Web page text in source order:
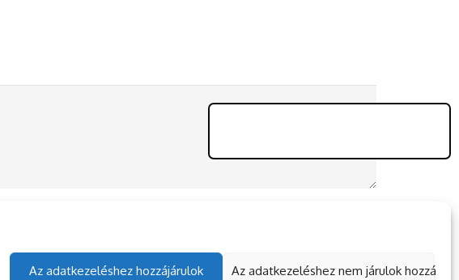
Az adatkezeléshez hozzájárulok Az adatkezeléshez nem járulok hozzá